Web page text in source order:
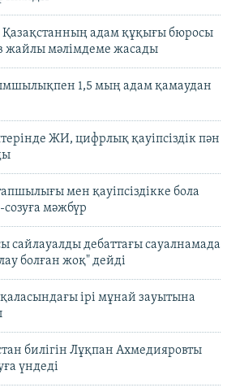
Қазақстанның адам құқығы бюросы
жайлы мәлімдеме жасады
1,5 мың адам қамаудан
ЖИ, цифрлық қауіпсіздік пән
мен қауіпсіздікке бола
созуға мәжбүр
сайлауалды дебаттағы сауалнамада
болған жоқ" дейді
ірі мұнай зауытына
билігін Лұқпан Ахмедияровты
үндеді